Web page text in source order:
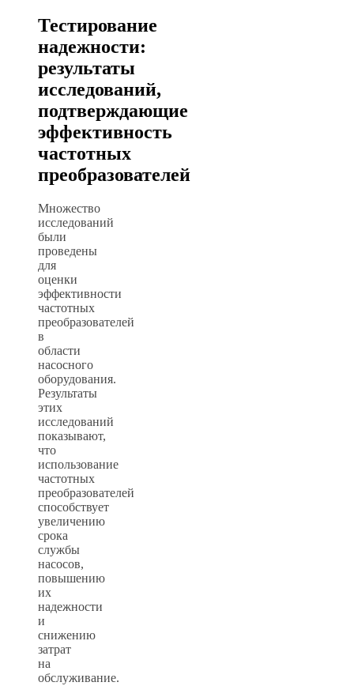
Тестирование
надежности:
результаты
исследований,
подтверждающие
эффективность
частотных
преобразователей
Множество
исследований
были
проведены
для
оценки
эффективности
частотных
преобразователей
в
области
насосного
оборудования.
Результаты
этих
исследований
показывают,
что
использование
частотных
преобразователей
способствует
увеличению
срока
службы
насосов,
повышению
их
надежности
и
снижению
затрат
на
обслуживание.